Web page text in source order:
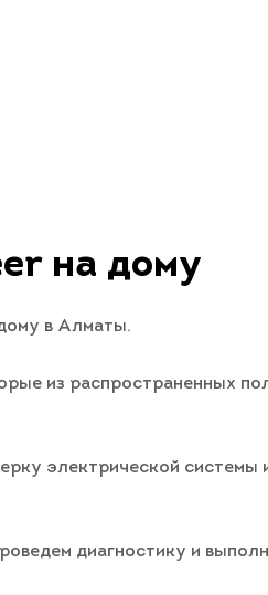
на дому
в Алматы.
из распространенных
электрической системы
диагностику и